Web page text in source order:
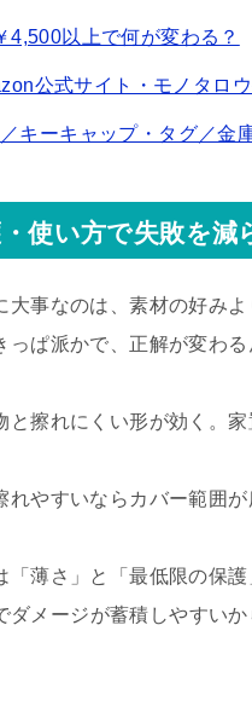
以上で何が変わる？
公式サイト・モノタロ
キーキャップ・タグ／金
使い方で失敗を減
事なのは、素材の好みよ
ぱ派かで、正解が変わ
擦れにくい形が効く。
やすいならカバー範囲
薄さ」と「最低限の保
メージが蓄積しやすい